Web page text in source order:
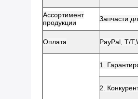
Ассортимент
продукции
Запчасти
Оплата PayPal, T/T,
1.
2.